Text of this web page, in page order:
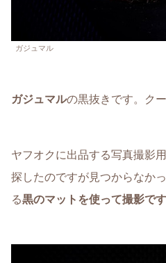
ガジュマル
ガジュマルの黒抜きです。ク
ヤフオクに出品する写真撮影
探したのですが見つからなか
る黒のマットを使って撮影です